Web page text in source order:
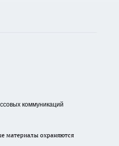
коммуникаций
материалы охраняются